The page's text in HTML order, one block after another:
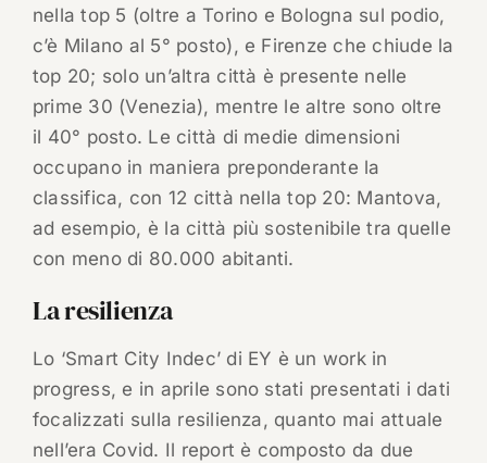
nella top 5 (oltre a Torino e Bologna sul podio,
c’è Milano al 5° posto), e Firenze che chiude la
top 20; solo un’altra città è presente nelle
prime 30 (Venezia), mentre le altre sono oltre
il 40° posto. Le città di medie dimensioni
occupano in maniera preponderante la
classifica, con 12 città nella top 20: Mantova,
ad esempio, è la città più sostenibile tra quelle
con meno di 80.000 abitanti.
La resilienza
Lo ‘Smart City Indec’ di EY è un work in
progress, e in aprile sono stati presentati i dati
focalizzati sulla resilienza, quanto mai attuale
nell’era Covid. Il report è composto da due